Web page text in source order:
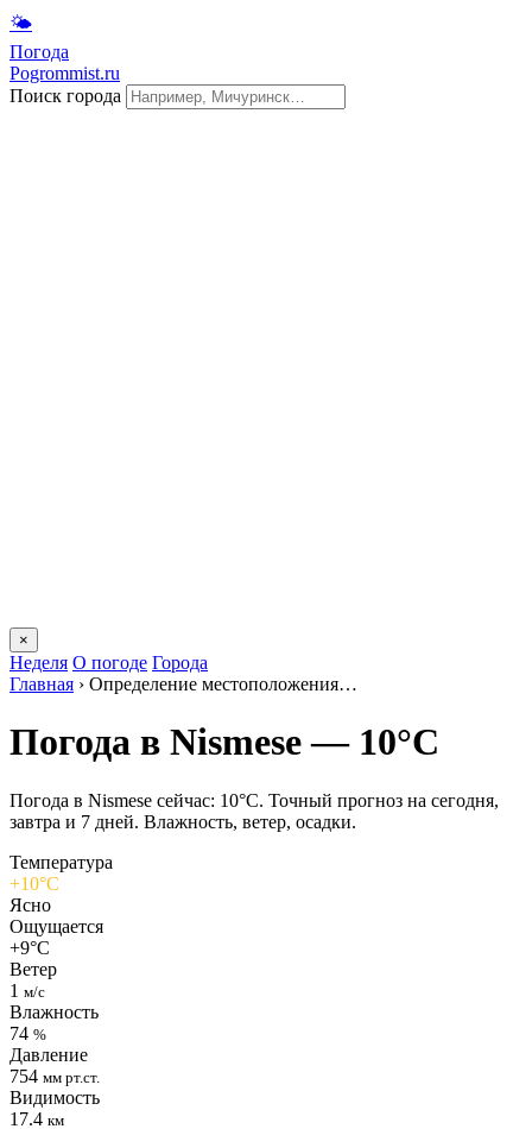
🌤
Погода
Pogrommist.ru
Поиск города
×
Неделя О погоде Города
Главная › Определение местоположения…
Погода в Nismesе — 10°C
Погода в Nismesе сейчас: 10°C. Точный прогноз на сегодня,
завтра и 7 дней. Влажность, ветер, осадки.
Температура
+10°C
Ясно
Ощущается
+9°C
Ветер
1 м/с
Влажность
74 %
Давление
754 мм рт.ст.
Видимость
17.4 км